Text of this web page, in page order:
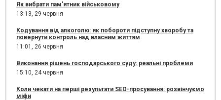
Як вибрати пам'ятник військовому
13:13, 29 червня
Кодування від алкоголю: як побороти підступну хворобу та
повернути контроль над власним життям
11:01, 26 червня
Виконання рішень господарського суду: реальні проблеми
15:10, 24 червня
Коли чекати на перші результати SEO-просування: розвінчуємо
міфи